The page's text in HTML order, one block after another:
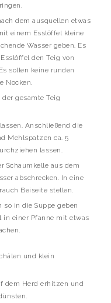
einem Esslöffel kleine
Wasser geben. Es
den Teig von
sollen keine runden
Nocken.
Mehlspatzen ca. 5
lassen.
abschrecken. In eine
Beiseite stellen.
in einer Pfanne mit etwas